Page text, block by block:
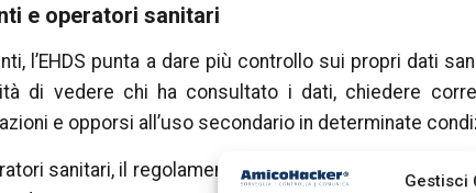
Gestisci
e operatori sanitari
l’EHDS punta a dare più controllo sui propri dati
di vedere chi ha consultato i dati, chiedere
e opporsi all’uso secondario in determinate
sanitari, il regolamento mira a rendere più